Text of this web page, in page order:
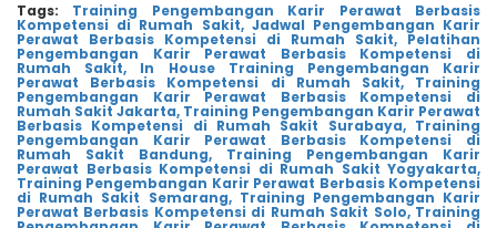
Tags: Training Pengembangan Karir Perawat Berbasis
Kompetensi di Rumah Sakit, Jadwal Pengembangan Karir
Perawat Berbasis Kompetensi di Rumah Sakit, Pelatihan
Pengembangan Karir Perawat Berbasis Kompetensi di
Rumah Sakit, In House Training Pengembangan Karir
Perawat Berbasis Kompetensi di Rumah Sakit, Training
Pengembangan Karir Perawat Berbasis Kompetensi di
Rumah Sakit Jakarta, Training Pengembangan Karir Perawat
Berbasis Kompetensi di Rumah Sakit Surabaya, Training
Pengembangan Karir Perawat Berbasis Kompetensi di
Rumah Sakit Bandung, Training Pengembangan Karir
Perawat Berbasis Kompetensi di Rumah Sakit Yogyakarta,
Training Pengembangan Karir Perawat Berbasis Kompetensi
di Rumah Sakit Semarang, Training Pengembangan Karir
Perawat Berbasis Kompetensi di Rumah Sakit Solo, Training